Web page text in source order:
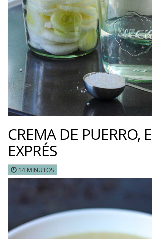
CREMA DE PUERRO,
EXPRÉS
14 MINUTOS